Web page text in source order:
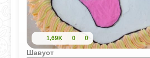
1,69K 0 0
Шавуот